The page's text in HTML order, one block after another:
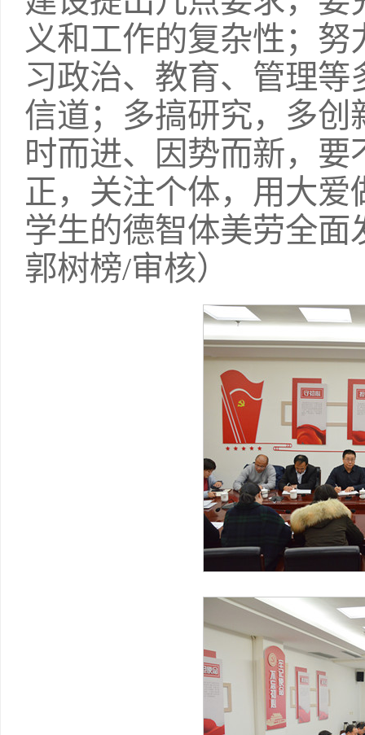
义和工作的复杂性；
习政治、教育、管理
信道；多搞研究，多
时而进、因势而新，
正，关注个体，用大
学生的德智体美劳全
郭树榜/审核）